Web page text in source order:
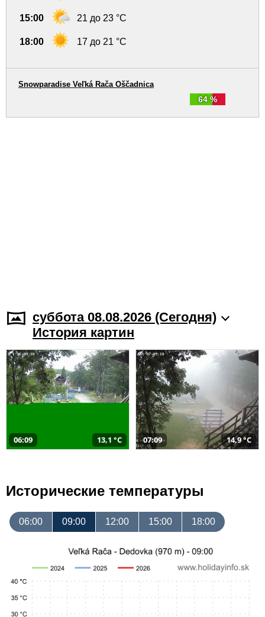
15:00 21 до 23 °C
18:00 17 до 21 °C
64 %
Snowparadise Veľká Rača Oščadnica
суббота 08.08.2026 (Cегодня)
История картин
06:09 13,1 °C 07:09 14,9 °C
Исторические температуры
06:00 09:00 12:00 15:00 18:00